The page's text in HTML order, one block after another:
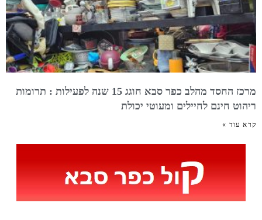
מרכז החסד מהלב כפר סבא חוגג 15 שנה לפעילות : תרומות
ריהוט חינם לחיילים ומעוטי יכולת
קרא עוד »